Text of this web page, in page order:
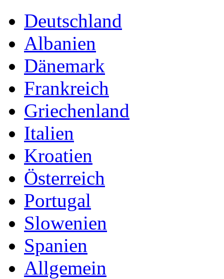
Deutschland
Albanien
Dänemark
Frankreich
Griechenland
Italien
Kroatien
Österreich
Portugal
Slowenien
Spanien
Allgemein